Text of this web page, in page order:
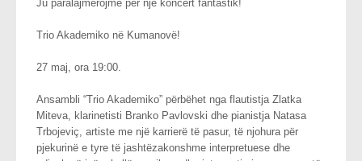
Ju paralajmërojmë për një koncert fantastik!
Trio Akademiko në Kumanovë!
27 maj, ora 19:00.
Ansambli “Trio Akademiko” përbëhet nga flautistja Zlatka
Miteva, klarinetisti Branko Pavlovski dhe pianistja Natasa
Trbojeviç, artiste me një karrierë të pasur, të njohura për
pjekurinë e tyre të jashtëzakonshme interpretuese dhe